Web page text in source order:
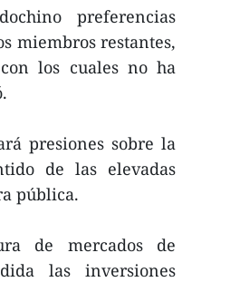
preferencias
miembros restantes,
los cuales no ha
presiones sobre la
de las elevadas
pública.
de mercados de
las inversiones